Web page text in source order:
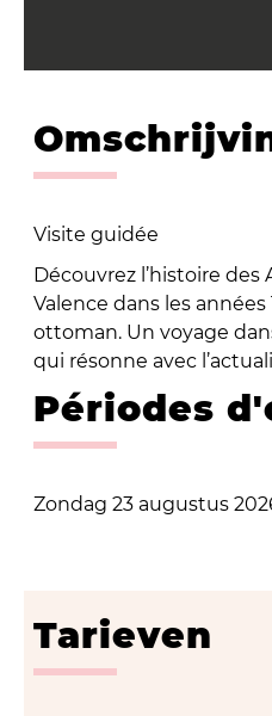
Visite guidée
Découvrez l’histoire des
Valence dans les années
ottoman. Un voyage
qui résonne avec
Périodes
Zondag 23 augustus
Tarieven